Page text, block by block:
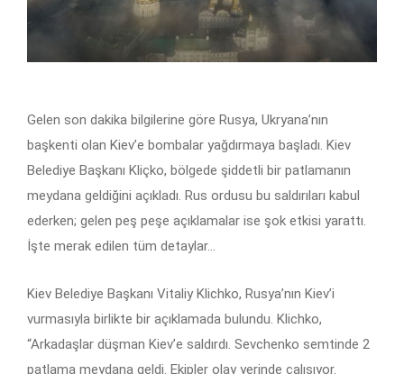
Gelen son dakika bilgilerine göre Rusya, Ukryana’nın
başkenti olan Kiev’e bombalar yağdırmaya başladı. Kiev
Belediye Başkanı Kliçko, bölgede şiddetli bir patlamanın
meydana geldiğini açıkladı. Rus ordusu bu saldırıları kabul
ederken; gelen peş peşe açıklamalar ise şok etkisi yarattı.
İşte merak edilen tüm detaylar…
Kiev Belediye Başkanı Vitaliy Klichko, Rusya’nın Kiev’i
vurmasıyla birlikte bir açıklamada bulundu. Klichko,
“Arkadaşlar düşman Kiev’e saldırdı. Sevchenko semtinde 2
patlama meydana geldi. Ekipler olay yerinde çalışıyor.